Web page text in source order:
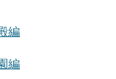
編
編